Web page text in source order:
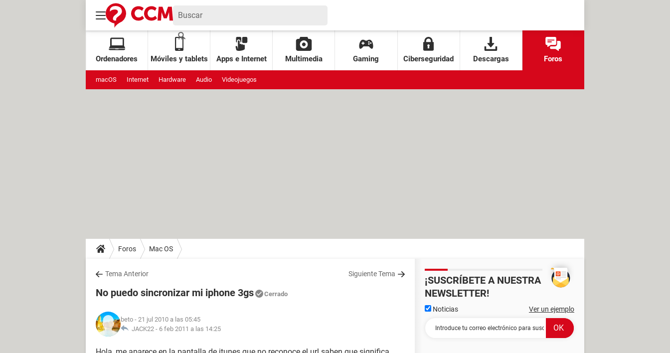
Ordenadores Móviles y tablets Apps e Internet Multimedia Gaming Ciberseguridad Descargas Foros
macOS Internet Hardware Audio Videojuegos
Foros Mac OS
Tema Anterior Siguiente Tema
No puedo sincronizar mi iphone 3gs Cerrado
beto - 21 jul 2010 a las 05:45
JACK22 - 6 feb 2011 a las 14:25
¡SUSCRÍBETE A NUESTRA
NEWSLETTER!
Noticias Ver un ejemplo